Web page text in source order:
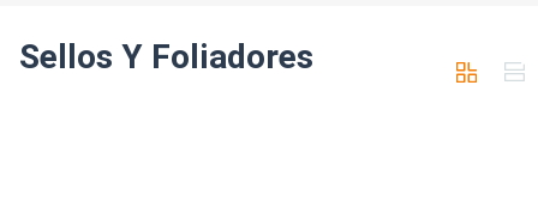
Sellos Y Foliadores